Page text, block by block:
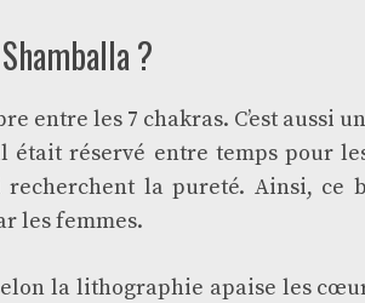
Shamballa ?
entre les 7 chakras. C’est aussi
était réservé entre temps pour
recherchent la pureté. Ainsi, ce
les femmes.
la lithographie apaise les